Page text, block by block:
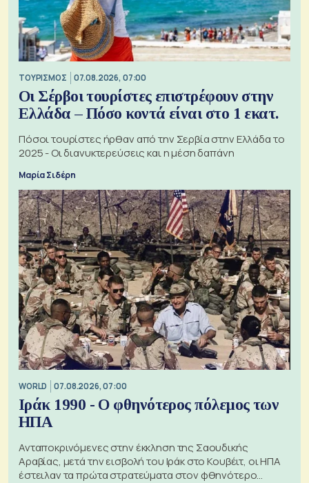
ΤΟΥΡΙΣΜΟΣ 07.08.2026, 07:00
Οι Σέρβοι τουρίστες επιστρέφουν στην
Ελλάδα – Πόσο κοντά είναι στο 1 εκατ.
Πόσοι τουρίστες ήρθαν από την Σερβία στην Ελλάδα το
2025 - Οι διανυκτερεύσεις και η μέση δαπάνη
Μαρία Σιδέρη
WORLD 07.08.2026, 07:00
Ιράκ 1990 - Ο φθηνότερος πόλεμος των
ΗΠΑ
Ανταποκρινόμενες στην έκκληση της Σαουδικής
Αραβίας, μετά την εισβολή του Ιράκ στο Κουβέιτ, οι ΗΠΑ
έστειλαν τα πρώτα στρατεύματα στον φθηνότερο